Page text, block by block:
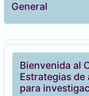
General
Bienvenida al
Estrategias
para